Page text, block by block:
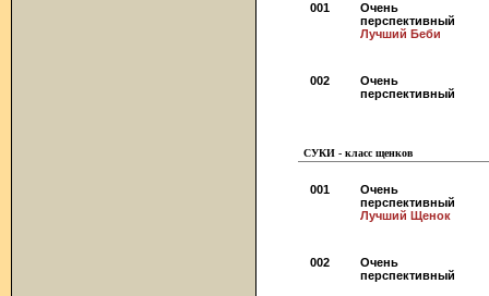
001
Очень
перспективный
Лучший Беби
002
Очень
перспективный
СУКИ - класс щенков
001
Очень
перспективный
Лучший Щенок
002
Очень
перспективный